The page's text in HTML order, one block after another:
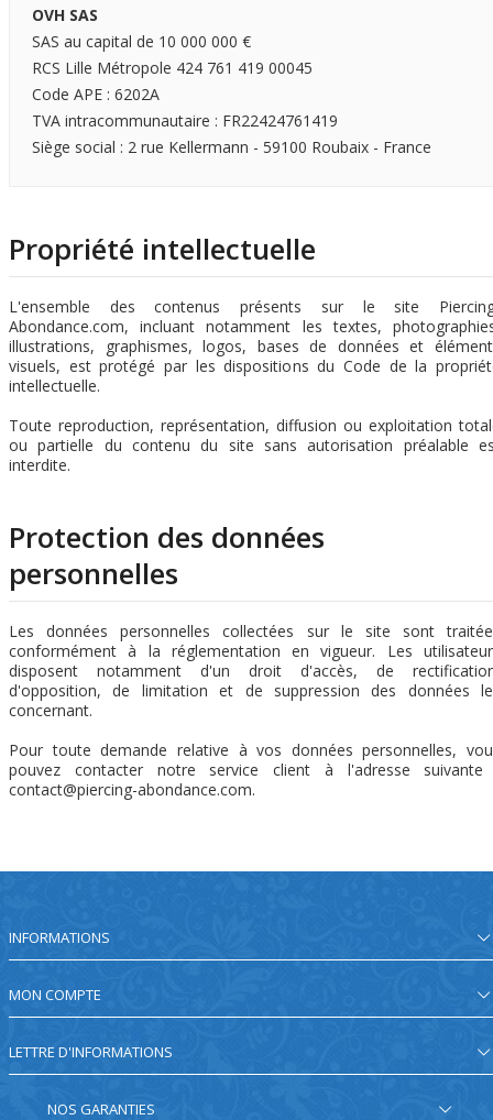
OVH SAS
SAS au capital de 10 000 000 €
RCS Lille Métropole 424 761 419 00045
Code APE : 6202A
TVA intracommunautaire : FR22424761419
Siège social : 2 rue Kellermann - 59100 Roubaix - France
Propriété intellectuelle
L'ensemble des contenus présents sur le site
Abondance.com, incluant notamment les textes,
illustrations, graphismes, logos, bases de données et
visuels, est protégé par les dispositions du Code de la
intellectuelle.
Toute reproduction, représentation, diffusion ou exploitation
ou partielle du contenu du site sans autorisation préalable
interdite.
Protection des données
personnelles
Les données personnelles collectées sur le site sont
conformément à la réglementation en vigueur. Les
disposent notamment d'un droit d'accès, de
d'opposition, de limitation et de suppression des données
concernant.
Pour toute demande relative à vos données personnelles,
pouvez contacter notre service client à l'adresse
contact@piercing-abondance.com.
INFORMATIONS
MON COMPTE
LETTRE D'INFORMATIONS
NOS GARANTIES